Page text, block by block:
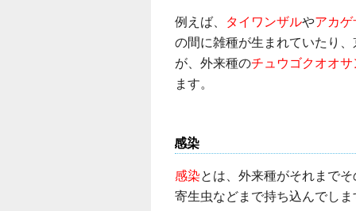
例えば、 タイワンザルやアカゲ
の間に雑種が生まれていたり
が、外来種のチュウゴクオオ
ます。
感染
感染とは、外来種がそれまで
寄生虫などまで持ち込んでし